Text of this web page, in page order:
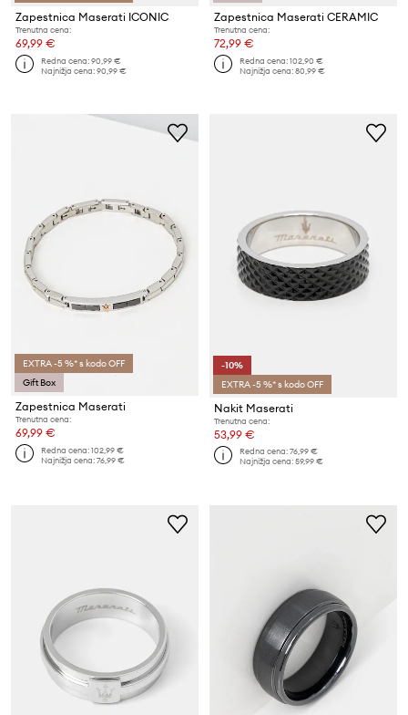
Zapestnica Maserati ICONIC
Trenutna cena:
69,99 €
Redna cena:90,99 €
Najnižja cena:90,99 €
Zapestnica Maserati CERAMIC
Trenutna cena:
72,99 €
Redna cena:102,90 €
Najnižja cena:80,99 €
EXTRA -5 %* s kodo OFF
Gift Box
Zapestnica Maserati
Trenutna cena:
69,99 €
Redna cena:102,99 €
Najnižja cena:76,99 €
-10%
EXTRA -5 %* s kodo OFF
Nakit Maserati
Trenutna cena:
53,99 €
Redna cena:76,99 €
Najnižja cena:59,99 €